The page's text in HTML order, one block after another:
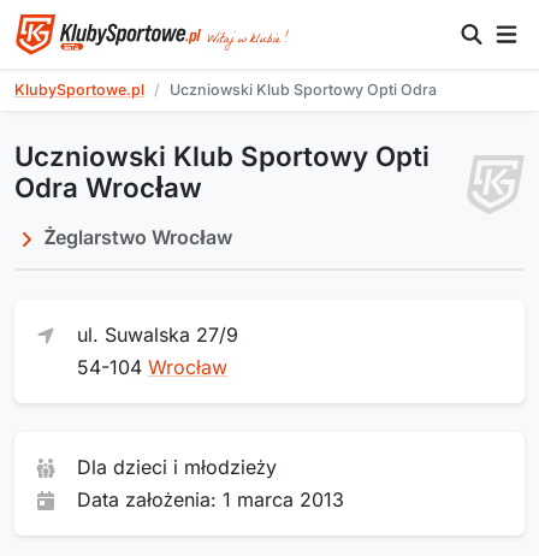
KlubySportowe.pl Uczniowski Klub Sportowy Opti Odra
Uczniowski Klub Sportowy Opti
Odra Wrocław
Żeglarstwo Wrocław
ul. Suwalska 27/9
54-104 Wrocław
Dla dzieci i młodzieży
Data założenia: 1 marca 2013